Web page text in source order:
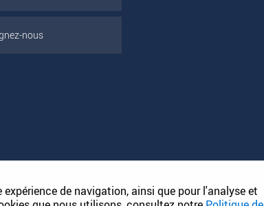
nous
de navigation, ainsi que pour l'analyse et